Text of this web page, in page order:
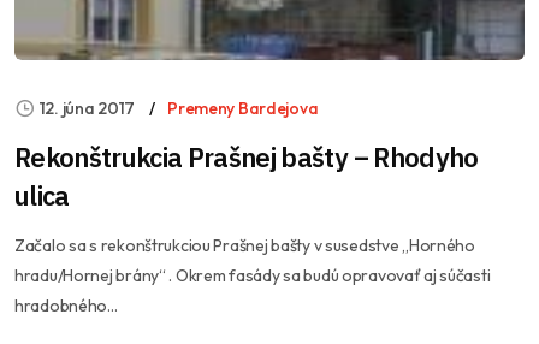
12. júna 2017 Premeny Bardejova
Rekonštrukcia Prašnej bašty – Rhodyho
ulica
Začalo sa s rekonštrukciou Prašnej bašty v susedstve „Horného
hradu/Hornej brány“ . Okrem fasády sa budú opravovať aj súčasti
hradobného...